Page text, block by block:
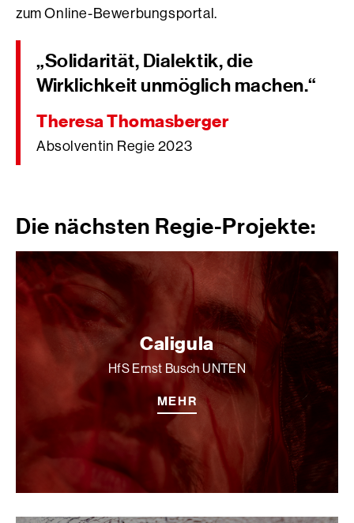
zum Online-Bewerbungsportal.
„Solidarität, Dialektik, die
Wirklichkeit unmöglich machen.“
Theresa Thomasberger
Absolventin Regie 2023
Die nächsten Regie-Projekte:
Caligula
HfS Ernst Busch UNTEN
MEHR